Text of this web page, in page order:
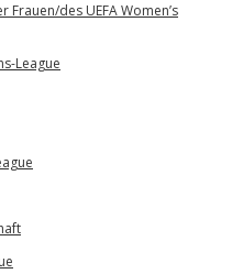
des UEFA Women’s
League